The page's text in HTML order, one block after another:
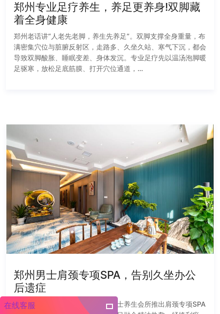
在线客服
郑州专业足疗养生，养足更养身!双脚藏
着全身健康
郑州老话讲“人老先老脚，养生先养足”。双脚支撑全身重量，布
满密集穴位与脏腑反射区，走路多、久坐久站、寒气下沉，都会
导致双脚酸胀、睡眠变差、身体发沉。专业足疗先以温汤泡脚暖
足驱寒，放松足底筋膜、打开穴位通道，…
郑州男士肩颈专项SPA，告别久坐办公
后遗症
郑州针对久坐男士的痛点，各大男士养生会所推出肩颈专项SPA